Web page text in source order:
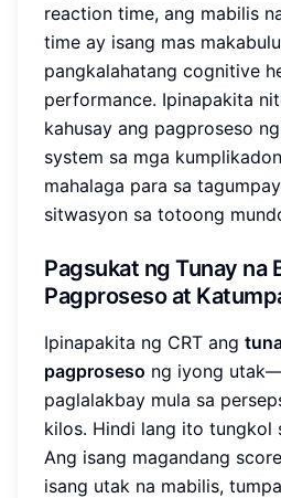
reaction time, ang mabilis
time ay isang mas
pangkalahatang cognitive
performance. Ipinapakita
kahusay ang pagproseso
system sa mga
mahalaga para sa
sitwasyon sa totoong
Pagsukat ng Tunay na
Pagproseso at
Ipinapakita ng CRT ang
pagproseso ng iyong
paglalakbay mula sa
kilos. Hindi lang ito tungkol
Ang isang magandang
isang utak na mabilis,